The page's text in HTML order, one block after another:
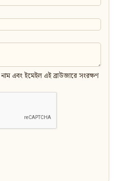
এবং ইমেইল এই ব্রাউজারে সংরক্ষণ